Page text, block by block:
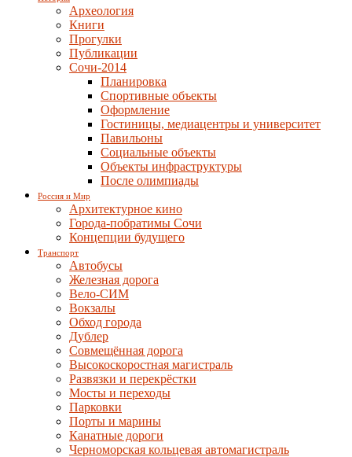
Археология
Книги
Прогулки
Публикации
Сочи-2014
Планировка
Спортивные объекты
Оформление
Гостиницы, медиацентры и университет
Павильоны
Социальные объекты
Объекты инфраструктуры
После олимпиады
Россия и Мир
Архитектурное кино
Города-побратимы Сочи
Концепции будущего
Транспорт
Автобусы
Железная дорога
Вело-СИМ
Вокзалы
Обход города
Дублер
Совмещённая дорога
Высокоскоростная магистраль
Развязки и перекрёстки
Мосты и переходы
Парковки
Порты и марины
Канатные дороги
Черноморская кольцевая автомагистраль